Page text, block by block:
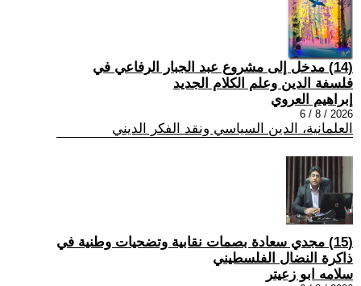
(14) مدخل إلى مشروع عبد الجبار الرفاعي في
فلسفة الدين وعلم الكلام الجديد
إبراهيم العروي
2026 / 8 / 6
العلمانية، الدين السياسي ونقد الفكر الديني
(15) مجدي سعادة بصمات نقابية وتضحيات وطنية في
ذاكرة النضال الفلسطيني
سلامه ابو زعيتر